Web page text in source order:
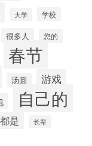
大学 学校
很多人 您的
春节
汤圆 游戏
自己的
都是 长辈